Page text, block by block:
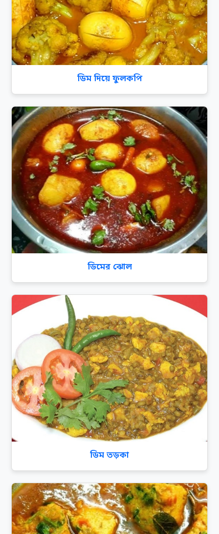
ডিম দিয়ে ফুলকপি
ডিমের ঝোল
ডিম তড়কা